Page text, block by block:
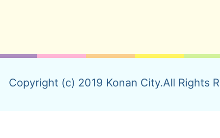
Copyright (c) 2019 Konan City.All Rights